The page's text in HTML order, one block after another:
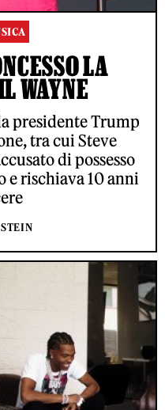
LA
WAYNE
presidente Trump
tra cui Steve
di possesso
e rischiava 10 anni